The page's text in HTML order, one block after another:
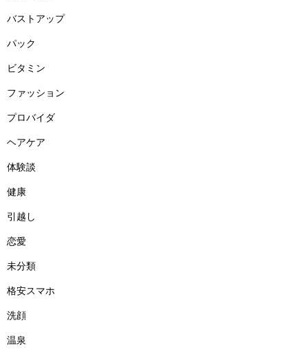
バストアップ
パック
ビタミン
ファッション
プロバイダ
ヘアケア
体験談
健康
引越し
恋愛
未分類
格安スマホ
洗顔
温泉